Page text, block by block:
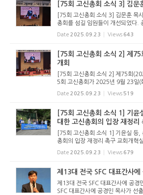
[75회 고신총회 소식 3] 김문
[75회 고신총회 소식 3] 김문훈 목
총회를 섬길 임원들이 개선되었다.
(서울서부노회 남서울교회)가 당선
합을 벌인 목사 부총회장에는 김문
Date 2025.09.23 Views 643
[75회 고신총회 소식 2] 제
개회
[75회 고신총회 소식 2] 제75회
5회 고신총회가 2025년 9월 23일(
학원 대강당에서 개회했다. 총회는
에배를 드렸다. 총회장 정태진 목사
Date 2025.09.23 Views 519
[75회 고신총회 소식 1] 기윤
대한 고신총회의 입장 재정리
[75회 고신총회 소식 1] 기윤실 등,
총회의 입장 재정리 촉구 교회개혁
운동, 건강한교회와 사회포럼은
시 30분 제75회 고신총회가 개최되
Date 2025.09.23 Views 679
제13대 전국 SFC 대표간사에
제13대 전국 SFC 대표간사에 공경
SFC 대표간사에 공경민 목사가 선